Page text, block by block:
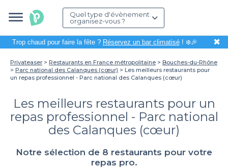
Quel type d'évènement
organisez-vous ?
Trop chaud pour faire la fête ? Réservez un bar climatisé! ❄️🎉 ✖
Privateaser Restaurants en France métropolitaine
Bouches-du-Rhône
Parc national des Calanques (cœur)
Les meilleurs restaurants pour
un repas professionnel - Parc national des Calanques (cœur)
Les meilleurs restaurants pour un
repas professionnel - Parc national
des Calanques (cœur)
Notre sélection de 8 restaurants pour votre
repas pro.